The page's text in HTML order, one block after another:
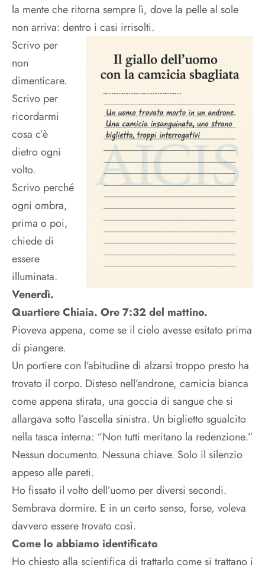
la mente che ritorna sempre lì, dove la pelle al sole
non arriva: dentro i casi irrisolti.
Scrivo per
non
dimenticare.
Scrivo per
ricordarmi
cosa c’è
dietro ogni
volto.
Scrivo perché
ogni ombra,
prima o poi,
chiede di
essere
illuminata.
Venerdì.
Quartiere Chiaia. Ore 7:32 del mattino.
Pioveva appena, come se il cielo avesse esitato prima
di piangere.
Un portiere con l’abitudine di alzarsi troppo presto ha
trovato il corpo. Disteso nell’androne, camicia bianca
come appena stirata, una goccia di sangue che si
allargava sotto l’ascella sinistra. Un biglietto sgualcito
nella tasca interna: “Non tutti meritano la redenzione.”
Nessun documento. Nessuna chiave. Solo il silenzio
appeso alle pareti.
Ho fissato il volto dell’uomo per diversi secondi.
Sembrava dormire. E in un certo senso, forse, voleva
davvero essere trovato così.
Come lo abbiamo identificato
Ho chiesto alla scientifica di trattarlo come si trattano i